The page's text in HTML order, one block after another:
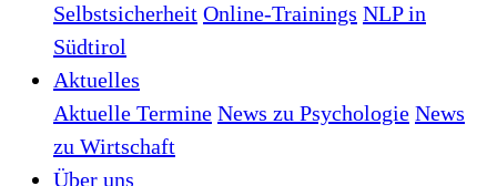
Selbstsicherheit Online-Trainings NLP in
Südtirol
Aktuelles
Aktuelle Termine News zu Psychologie News
zu Wirtschaft
Über uns